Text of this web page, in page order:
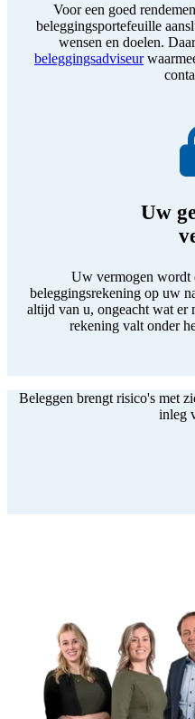
Voor een goed
beleggingsportefeuille
wensen en doelen.
beleggingsadviseur
Uw
Uw vermogen wordt
beleggingsrekening op uw
altijd van u, ongeacht wat er
rekening valt onder
Beleggen brengt risico's met
inleg